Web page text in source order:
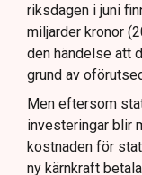
riksdagen i juni
miljarder kronor
den händelse att
grund av
Men eftersom
investeringar blir
kostnaden för
ny kärnkraft